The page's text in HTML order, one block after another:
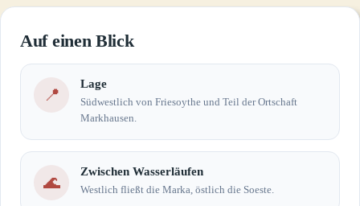
Auf einen Blick
📍
Lage
Südwestlich von Friesoythe und Teil der Ortschaft
Markhausen.
🌊
Zwischen Wasserläufen
Westlich fließt die Marka, östlich die Soeste.